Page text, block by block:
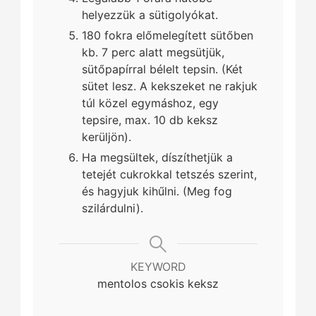
helyezzük a sütigolyókat.
180 fokra előmelegített sütőben
kb. 7 perc alatt megsütjük,
sütőpapírral bélelt tepsin. (Két
sütet lesz. A kekszeket ne rakjuk
túl közel egymáshoz, egy
tepsire, max. 10 db keksz
kerüljön).
Ha megsültek, díszíthetjük a
tetejét cukrokkal tetszés szerint,
és hagyjuk kihűlni. (Meg fog
szilárdulni).
KEYWORD
mentolos csokis keksz